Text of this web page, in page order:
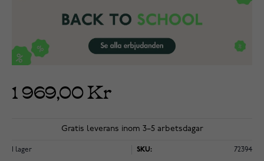
1 969,00 Kr
Gratis leverans inom 3–5 arbetsdagar
I lager SKU: 72394